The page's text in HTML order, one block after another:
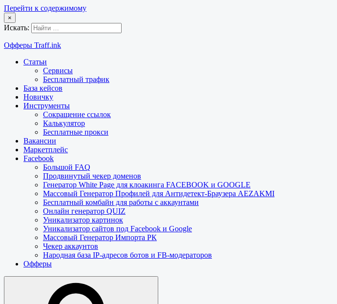
Перейти к содержимому
×
Искать:
Офферы Traff.ink
Статьи
Сервисы
Бесплатный трафик
База кейсов
Новичку
Инструменты
Сокращение ссылок
Калькулятор
Бесплатные прокси
Вакансии
Маркетплейс
Facebook
Большой FAQ
Продвинутый чекер доменов
Генератор White Page для клоакинга FACEBOOK и GOOGLE
Массовый Генератор Профилей для Антидетект-Браузера AEZAKMI
Бесплатный комбайн для работы с аккаунтами
Онлайн генератор QUIZ
Уникализатор картинок
Уникализатор сайтов под Facebook и Google
Массовый Генератор Импорта РК
Чекер аккаунтов
Народная база IP-адресов ботов и FB-модераторов
Офферы